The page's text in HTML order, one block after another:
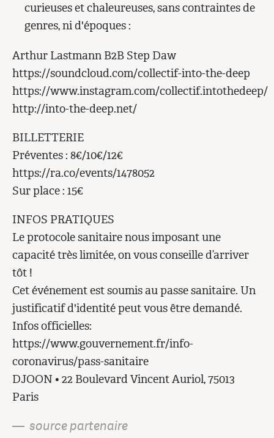
curieuses et chaleureuses, sans contraintes de
genres, ni d'époques :
Arthur Lastmann B2B Step Daw
https://soundcloud.com/collectif-into-the-deep
https://www.instagram.com/collectif.intothedeep/
http://into-the-deep.net/
BILLETTERIE
Préventes : 8€/10€/12€
https://ra.co/events/1478052
Sur place : 15€
INFOS PRATIQUES
Le protocole sanitaire nous imposant une
capacité très limitée, on vous conseille d’arriver
tôt !
Cet événement est soumis au passe sanitaire. Un
justificatif d'identité peut vous être demandé.
Infos officielles:
https://www.gouvernement.fr/info-
coronavirus/pass-sanitaire
DJOON • 22 Boulevard Vincent Auriol, 75013
Paris
— source partenaire